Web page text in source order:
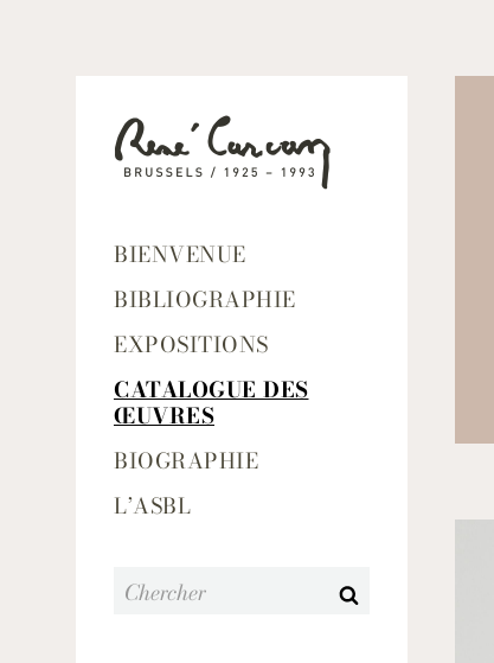
BIENVENUE
BIBLIOGRAPHIE
EXPOSITIONS
CATALOGUE DES
ŒUVRES
BIOGRAPHIE
L’ASBL